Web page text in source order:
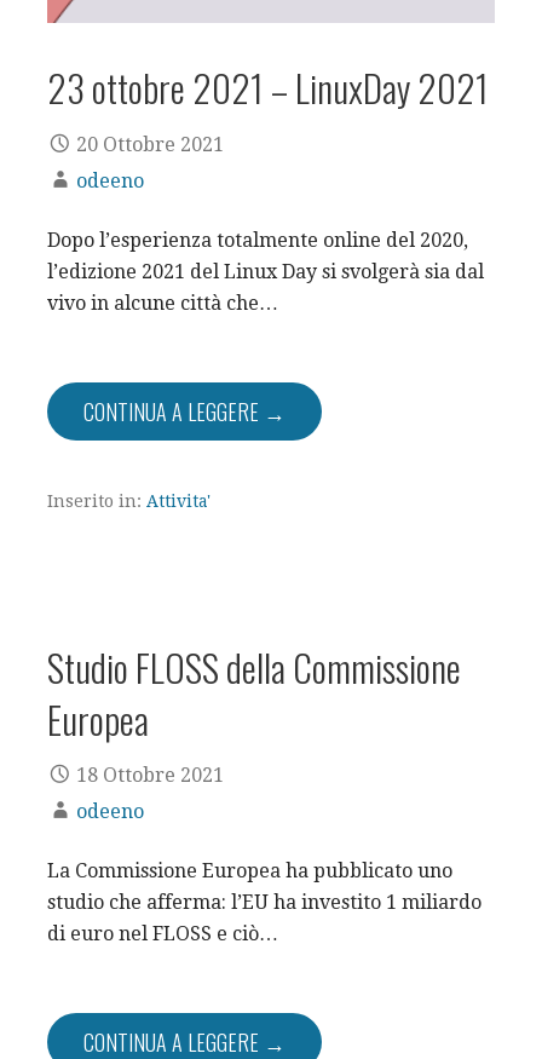
23 ottobre 2021 – LinuxDay 2021
20 Ottobre 2021
odeeno
Dopo l’esperienza totalmente online del 2020,
l’edizione 2021 del Linux Day si svolgerà sia dal
vivo in alcune città che…
CONTINUA A LEGGERE →
Inserito in: Attivita'
Studio FLOSS della Commissione
Europea
18 Ottobre 2021
odeeno
La Commissione Europea ha pubblicato uno
studio che afferma: l’EU ha investito 1 miliardo
di euro nel FLOSS e ciò…
CONTINUA A LEGGERE →